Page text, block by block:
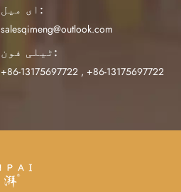
ای میل:
salesqimeng@outlook.com
ٹیلی فون:
+86-13175697722 , +86-13175697722